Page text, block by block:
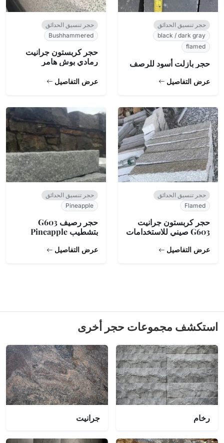
حجر تنسيق الحدائق
black / dark gray
flamed
حجر بازلت أسود للرصف
عرض التفاصيل
حجر تنسيق الحدائق
Bushhammered
حجر كربستون جرانيت
رمادي بوش هامر
عرض التفاصيل
حجر تنسيق الحدائق
Flamed
حجر كربستون جرانيت
G603 صيني للاستخدامات
عرض التفاصيل
حجر تنسيق الحدائق
Pineapple
حجر رصيف G603
بتشطيب Pineapple
عرض التفاصيل
استكشف مجموعات حجر أخرى
رخام جرانيت